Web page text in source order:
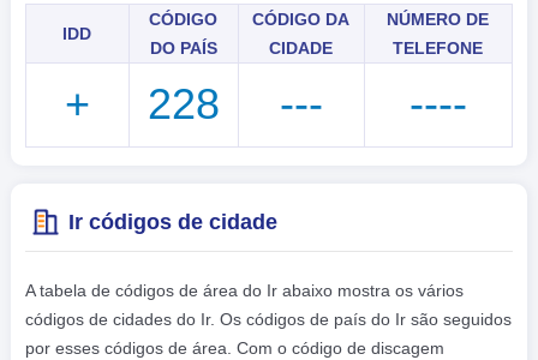
IDD
CÓDIGO
DO PAÍS
CÓDIGO DA
CIDADE
NÚMERO DE
TELEFONE
+ 228 --- ----
Ir códigos de cidade
A tabela de códigos de área do Ir abaixo mostra os vários
códigos de cidades do Ir. Os códigos de país do Ir são seguidos
por esses códigos de área. Com o código de discagem